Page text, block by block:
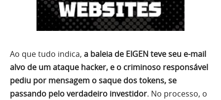
Ao que tudo indica, a baleia de EIGEN teve seu e-mail
alvo de um ataque hacker, e o criminoso responsável
pediu por mensagem o saque dos tokens, se
passando pelo verdadeiro investidor. No processo, o